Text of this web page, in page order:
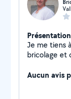
Présentation
Je me tiens
bricolage et
Aucun avis